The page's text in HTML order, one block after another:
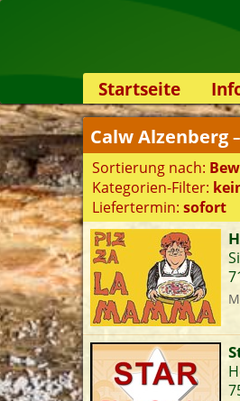
Startseite
Calw Alzenberg
Sortierung nach:
Kategorien-Filter:
Liefertermin: sofort